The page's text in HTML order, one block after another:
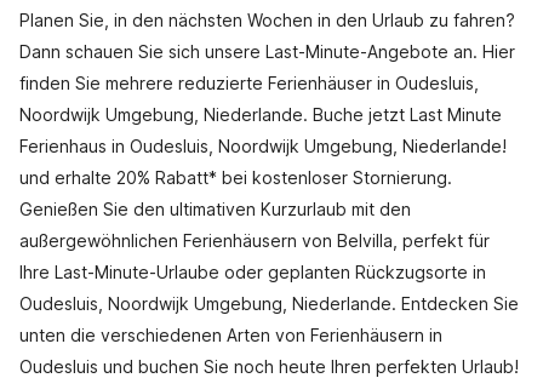
Planen Sie, in den nächsten Wochen in den Urlaub zu fahren?
Dann schauen Sie sich unsere Last-Minute-Angebote an. Hier
finden Sie mehrere reduzierte Ferienhäuser in Oudesluis,
Noordwijk Umgebung, Niederlande. Buche jetzt Last Minute
Ferienhaus in Oudesluis, Noordwijk Umgebung, Niederlande!
und erhalte 20% Rabatt* bei kostenloser Stornierung.
Genießen Sie den ultimativen Kurzurlaub mit den
außergewöhnlichen Ferienhäusern von Belvilla, perfekt für
Ihre Last-Minute-Urlaube oder geplanten Rückzugsorte in
Oudesluis, Noordwijk Umgebung, Niederlande. Entdecken Sie
unten die verschiedenen Arten von Ferienhäusern in
Oudesluis und buchen Sie noch heute Ihren perfekten Urlaub!